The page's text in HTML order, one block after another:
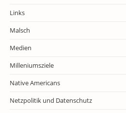
Links
Malsch
Medien
Milleniumsziele
Native Americans
Netzpolitik und Datenschutz